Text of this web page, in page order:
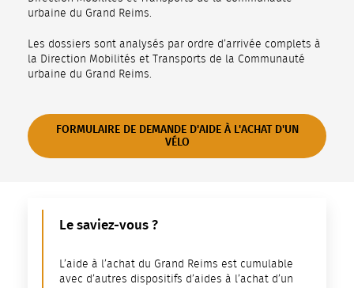
urbaine du Grand Reims.
Les dossiers sont analysés par ordre d’arrivée complets à
la Direction Mobilités et Transports de la Communauté
urbaine du Grand Reims.
FORMULAIRE DE DEMANDE D'AIDE À L'ACHAT D'UN
VÉLO
Le saviez-vous ?
L’aide à l’achat du Grand Reims est cumulable
avec d’autres dispositifs d’aides à l’achat d’un